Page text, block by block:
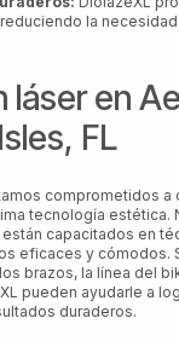
la
láser en
FL
comprometidos a
tecnología estética.
capacitados en
eficaces y cómodos.
brazos, la línea del
pueden ayudarle a
duraderos.